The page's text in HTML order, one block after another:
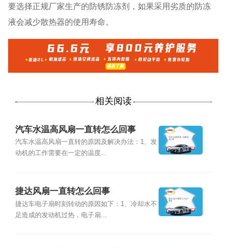
要选择正规厂家生产的防锈防冻剂，如果采用劣质的防冻
液会减少散热器的使用寿命。
相关阅读
汽车水温高风扇一直转怎么回事
汽车水温高风扇一直转的原因及解决办法：1、发
动机的工作需要在一定的温度...
捷达风扇一直转怎么回事
捷达车电子扇时刻转动的原因如下：1、冷却水不
足造成的发动机过热，电子扇...